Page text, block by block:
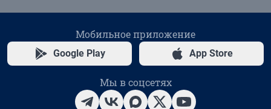
Мобильное приложение
Google Play App Store
Мы в соцсетях